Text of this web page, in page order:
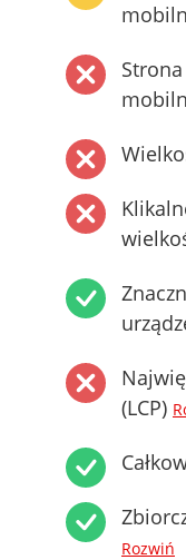
(LCP)
Rozwiń